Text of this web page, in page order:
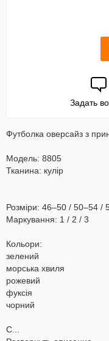
Задать
Футболка оверсайз з
Модель: 8805
Тканина: кулір
Розміри: 46–50 / 50–54 /
Маркування: 1 / 2 / 3
Кольори:
зелений
морська хвиля
рожевий
фуксія
чорний
С...